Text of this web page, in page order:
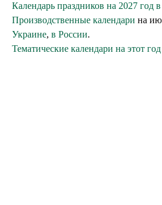
Календарь праздников на 2027 год
Производственные календари на
Украине, в России.
Тематические календари на этот